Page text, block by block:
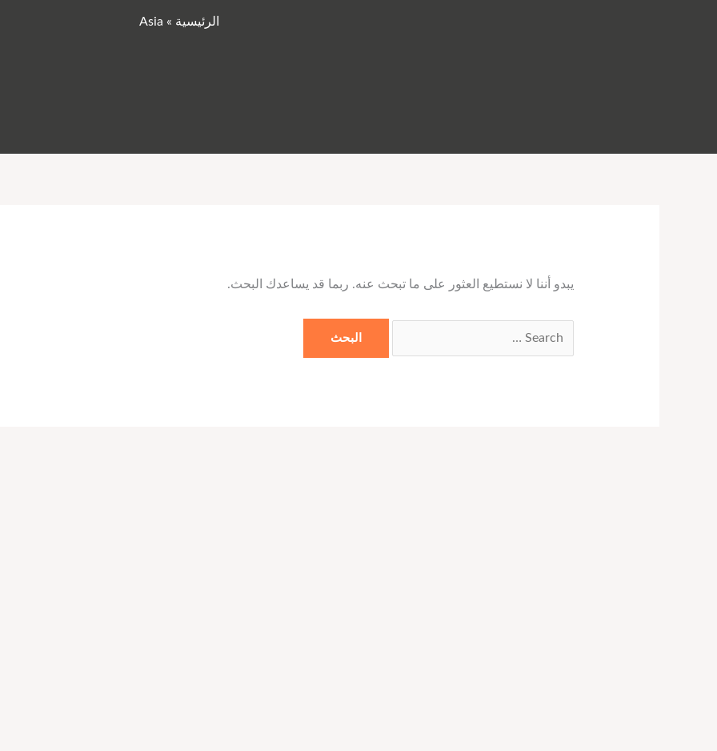
الرئيسية »
Asia
يبدو أننا لا نستطيع العثور على ما تبحث عنه. ربما قد يساعدك البحث.